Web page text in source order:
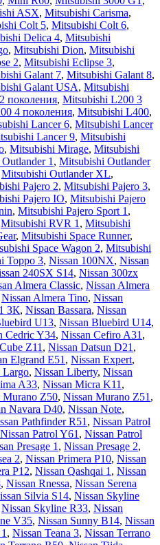
ASX, Mitsubishi Carisma,
Colt 5, Mitsubishi Colt 6,
Delica 4, Mitsubishi
, Mitsubishi Dion, Mitsubishi
2, Mitsubishi Eclipse 3,
Galant 7, Mitsubishi Galant 8,
Galant USA, Mitsubishi
поколения, Mitsubishi L200 3
4 поколения, Mitsubishi L400,
Lancer 6, Mitsubishi Lancer
Lancer 9, Mitsubishi
, Mitsubishi Mirage, Mitsubishi
1 , Mitsubishi Outlander
Mitsubishi Outlander XL,
Pajero 2, Mitsubishi Pajero 3,
Pajero IO, Mitsubishi Pajero
, Mitsubishi Pajero Sport 1 ,
Mitsubishi RVR 1 , Mitsubishi
, Mitsubishi Space Runner,
Space Wagon 2, Mitsubishi
Toppo 3, Nissan 100NX, Nissan
240SX S14, Nissan 300zx
Almera Classic, Nissan Almera
Nissan Almera Tino, Nissan
ЗК, Nissan Bassara, Nissan
U13, Nissan Bluebird U14,
Cedric Y34, Nissan Cefiro A31 ,
Z11 , Nissan Datsun D21 ,
Elgrand E51 , Nissan Expert,
Largo, Nissan Liberty, Nissan
A33, Nissan Micra K11 ,
Murano Z50, Nissan Murano Z51 ,
Navara D40, Nissan Note,
Pathfinder R51 , Nissan Patrol
Nissan Patrol Y61 , Nissan Patrol
Presage 1 , Nissan Presage 2,
2, Nissan Primera P10, Nissan
P12, Nissan Qashqai 1 , Nissan
, Nissan Rnessa, Nissan Serena
Silvia S14, Nissan Skyline
Nissan Skyline R33, Nissan
V35, Nissan Sunny B14, Nissan
, Nissan Teana 3, Nissan Terrano